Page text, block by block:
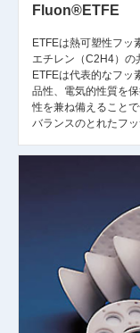
Fluon®ETFE
ETFEは熱可塑性フッ
エチレン（C2H4）の
ETFEは代表的なフッ
品性、電気的性質を
性を兼ね備えること
バランスのとれたフッ